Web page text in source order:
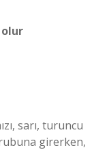
olur
sarı, turuncu
girerken,